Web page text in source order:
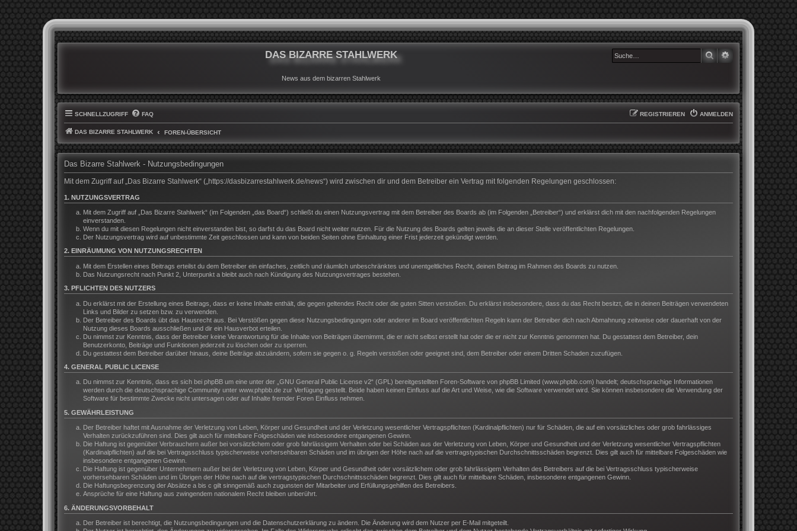
DAS BIZARRE STAHLWERK
News aus dem bizarren Stahlwerk
SUCHE
SCHNELLZUGRIFF FAQ ANMELDEN
REGISTRIEREN
DAS BIZARRE STAHLWERK FOREN-ÜBERSICHT
Das Bizarre Stahlwerk - Nutzungsbedingungen
Mit dem Zugriff auf „Das Bizarre Stahlwerk“ („https://dasbizarrestahlwerk.de/news“) wird zwischen dir und dem Betreiber ein Vertrag mit folgenden Regelungen geschlossen:
1. NUTZUNGSVERTRAG
Mit dem Zugriff auf „Das Bizarre Stahlwerk“ (im Folgenden „das Board“) schließt du einen Nutzungsvertrag mit dem Betreiber des Boards ab (im Folgenden „Betreiber“) und erklärst dich mit den nachfolgenden Regelungen
einverstanden.
Wenn du mit diesen Regelungen nicht einverstanden bist, so darfst du das Board nicht weiter nutzen. Für die Nutzung des Boards gelten jeweils die an dieser Stelle veröffentlichten Regelungen.
Der Nutzungsvertrag wird auf unbestimmte Zeit geschlossen und kann von beiden Seiten ohne Einhaltung einer Frist jederzeit gekündigt werden.
2. EINRÄUMUNG VON NUTZUNGSRECHTEN
Mit dem Erstellen eines Beitrags erteilst du dem Betreiber ein einfaches, zeitlich und räumlich unbeschränktes und unentgeltliches Recht, deinen Beitrag im Rahmen des Boards zu nutzen.
Das Nutzungsrecht nach Punkt 2, Unterpunkt a bleibt auch nach Kündigung des Nutzungsvertrages bestehen.
3. PFLICHTEN DES NUTZERS
Du erklärst mit der Erstellung eines Beitrags, dass er keine Inhalte enthält, die gegen geltendes Recht oder die guten Sitten verstoßen. Du erklärst insbesondere, dass du das Recht besitzt, die in deinen Beiträgen verwendeten
Links und Bilder zu setzen bzw. zu verwenden.
Der Betreiber des Boards übt das Hausrecht aus. Bei Verstößen gegen diese Nutzungsbedingungen oder anderer im Board veröffentlichten Regeln kann der Betreiber dich nach Abmahnung zeitweise oder dauerhaft von der
Nutzung dieses Boards ausschließen und dir ein Hausverbot erteilen.
Du nimmst zur Kenntnis, dass der Betreiber keine Verantwortung für die Inhalte von Beiträgen übernimmt, die er nicht selbst erstellt hat oder die er nicht zur Kenntnis genommen hat. Du gestattest dem Betreiber, dein
Benutzerkonto, Beiträge und Funktionen jederzeit zu löschen oder zu sperren.
Du gestattest dem Betreiber darüber hinaus, deine Beiträge abzuändern, sofern sie gegen o. g. Regeln verstoßen oder geeignet sind, dem Betreiber oder einem Dritten Schaden zuzufügen.
4. GENERAL PUBLIC LICENSE
Du nimmst zur Kenntnis, dass es sich bei phpBB um eine unter der „GNU General Public License v2“ (GPL) bereitgestellten Foren-Software von phpBB Limited (www.phpbb.com) handelt; deutschsprachige Informationen
werden durch die deutschsprachige Community unter www.phpbb.de zur Verfügung gestellt. Beide haben keinen Einfluss auf die Art und Weise, wie die Software verwendet wird. Sie können insbesondere die Verwendung der
Software für bestimmte Zwecke nicht untersagen oder auf Inhalte fremder Foren Einfluss nehmen.
5. GEWÄHRLEISTUNG
Der Betreiber haftet mit Ausnahme der Verletzung von Leben, Körper und Gesundheit und der Verletzung wesentlicher Vertragspflichten (Kardinalpflichten) nur für Schäden, die auf ein vorsätzliches oder grob fahrlässiges
Verhalten zurückzuführen sind. Dies gilt auch für mittelbare Folgeschäden wie insbesondere entgangenen Gewinn.
Die Haftung ist gegenüber Verbrauchern außer bei vorsätzlichem oder grob fahrlässigem Verhalten oder bei Schäden aus der Verletzung von Leben, Körper und Gesundheit und der Verletzung wesentlicher Vertragspflichten
(Kardinalpflichten) auf die bei Vertragsschluss typischerweise vorhersehbaren Schäden und im übrigen der Höhe nach auf die vertragstypischen Durchschnittsschäden begrenzt. Dies gilt auch für mittelbare Folgeschäden wie
insbesondere entgangenen Gewinn.
Die Haftung ist gegenüber Unternehmern außer bei der Verletzung von Leben, Körper und Gesundheit oder vorsätzlichem oder grob fahrlässigem Verhalten des Betreibers auf die bei Vertragsschluss typischerweise
vorhersehbaren Schäden und im Übrigen der Höhe nach auf die vertragstypischen Durchschnittsschäden begrenzt. Dies gilt auch für mittelbare Schäden, insbesondere entgangenen Gewinn.
Die Haftungsbegrenzung der Absätze a bis c gilt sinngemäß auch zugunsten der Mitarbeiter und Erfüllungsgehilfen des Betreibers.
Ansprüche für eine Haftung aus zwingendem nationalem Recht bleiben unberührt.
6. ÄNDERUNGSVORBEHALT
Der Betreiber ist berechtigt, die Nutzungsbedingungen und die Datenschutzerklärung zu ändern. Die Änderung wird dem Nutzer per E-Mail mitgeteilt.